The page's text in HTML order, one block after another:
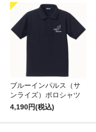
ブルーインパルス（サ
ンライズ）ポロシャツ
4,190円(税込)